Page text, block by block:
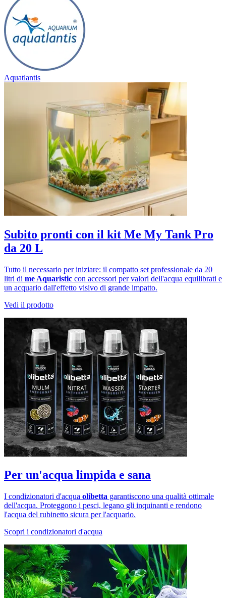
Aquatlantis
Subito pronti con il kit Me My Tank Pro
da 20 L
Tutto il necessario per iniziare: il compatto set professionale da 20
litri di me Aquaristic con accessori per valori dell'acqua equilibrati e
un acquario dall'effetto visivo di grande impatto.
Vedi il prodotto
Per un'acqua limpida e sana
I condizionatori d'acqua olibetta garantiscono una qualità ottimale
dell'acqua. Proteggono i pesci, legano gli inquinanti e rendono
l'acqua del rubinetto sicura per l'acquario.
Scopri i condizionatori d'acqua